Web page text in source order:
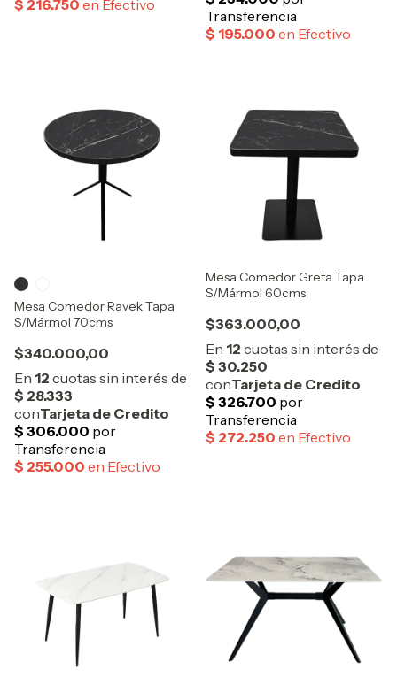
Mesa Comedor Ravek Tapa
S/Mármol 70cms
$340.000,00
Mesa Comedor Greta Tapa
S/Mármol 60cms
$363.000,00